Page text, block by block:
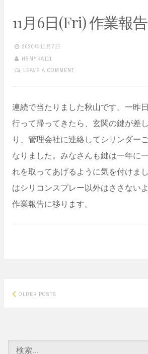
11月6日(Fri) 作業報告
2020年11月7日
HSMYKA111
LEAVE A COMMENT
連続で当たりました秋山です。一昨
行って帰ってきたら、玄関の鍵が差
り、管理会社に連絡してシリンダー
なりました。みなさんも鍵は一年に
れを取ってあげるように気を付けま
はシリコンスプレー以外はささない
作業報告に移ります。
Posts
OLDER POSTS